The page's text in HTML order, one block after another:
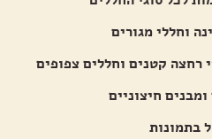
וחללי מגורים
רחצה קטנים וחללים צפופים
חיצוניים
בתמונות